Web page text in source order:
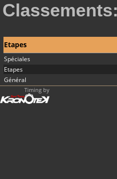
Etapes
Spéciales
Etapes
Général
Timing by